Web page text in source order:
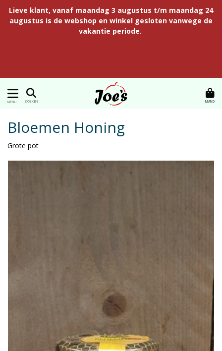
Lieve klant, vanaf maandag 3 augustus t/m maandag 24
augustus is de webshop en winkel gesloten vanwege de
vakantie periode.
MENU ZOEKEN MAND
Bloemen Honing
Grote pot